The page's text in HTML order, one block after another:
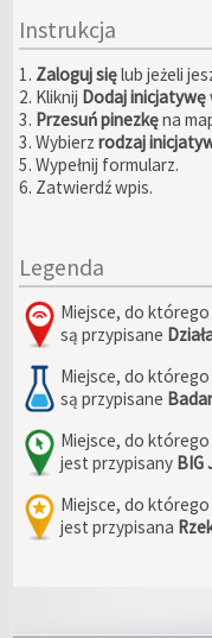
Instrukcja
1. Zaloguj sięlub jeżeli
2. Kliknij Dodaj inicjatywę
3. Przesuń pinezkęna
3. Wybierzrodzaj
5. Wypełnij formularz.
6. Zatwierdź wpis.
Legenda
Miejsce, do którego
są przypisane
Miejsce, do którego
są przypisane
Miejsce, do którego
jest przypisany BIG
Miejsce, do którego
jest przypisana